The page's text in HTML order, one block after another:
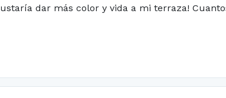
dar más color y vida a mi terraza!